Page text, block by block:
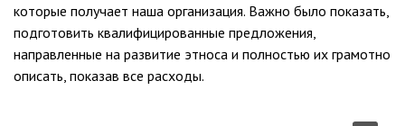
которые получает наша организация. Важно было показать,
подготовить квалифицированные предложения,
направленные на развитие этноса и полностью их грамотно
описать, показав все расходы.